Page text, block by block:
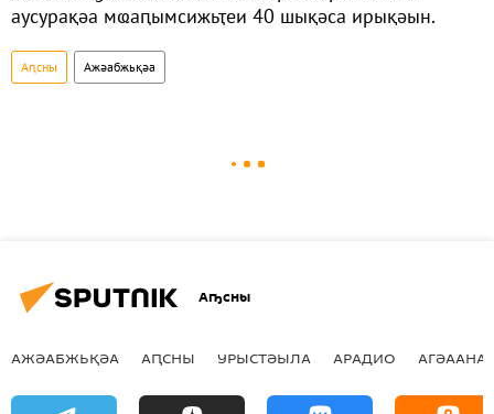
аусурақәа мҩаԥымсижьҭеи 40 шықәса ирықәын.
Аԥсны Ажәабжьқәа
Аҧсны
АЖӘАБЖЬҚӘА АԤСНЫ УРЫСТӘЫЛА АРАДИО